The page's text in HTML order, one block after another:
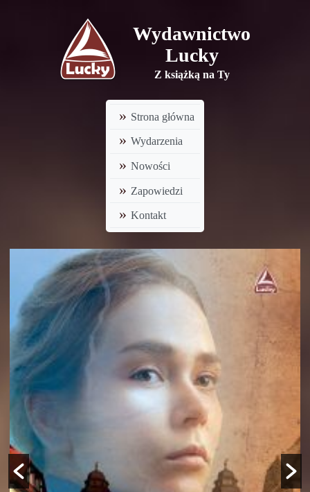
Wydawnictwo
Lucky
Z książką na Ty
Strona główna
Wydarzenia
Nowości
Zapowiedzi
Kontakt